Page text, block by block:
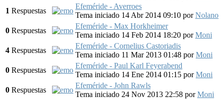
1 Respuestas
Efeméride - Averroes
Tema iniciado 14 Abr 2014 09:10 porNolano
0 Respuestas
Efeméride - Max Horkheimer
Tema iniciado 14 Feb 2014 18:20 porMoni
4 Respuestas
Efeméride - Cornelius Castoriadis
Tema iniciado 11 Mar 2013 01:48 porMoni
0 Respuestas
Efeméride - Paul Karl Feyerabend
Tema iniciado 14 Ene 2014 01:15 porMoni
0 Respuestas
Efeméride - John Rawls
Tema iniciado 24 Nov 2013 22:58 porMoni